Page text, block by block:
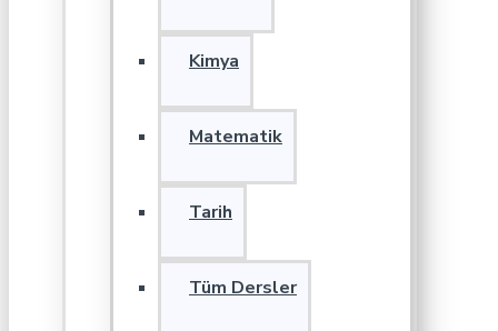
Kimya
Matematik
Tarih
Tüm Dersler